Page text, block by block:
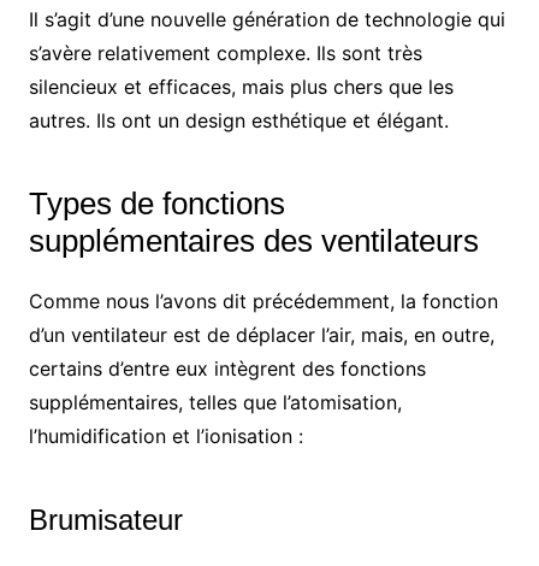
Il s’agit d’une nouvelle génération de technologie qui
s’avère relativement complexe. Ils sont très
silencieux et efficaces, mais plus chers que les
autres. Ils ont un design esthétique et élégant.
Types de fonctions
supplémentaires des ventilateurs
Comme nous l’avons dit précédemment, la fonction
d’un ventilateur est de déplacer l’air, mais, en outre,
certains d’entre eux intègrent des fonctions
supplémentaires, telles que l’atomisation,
l’humidification et l’ionisation :
Brumisateur